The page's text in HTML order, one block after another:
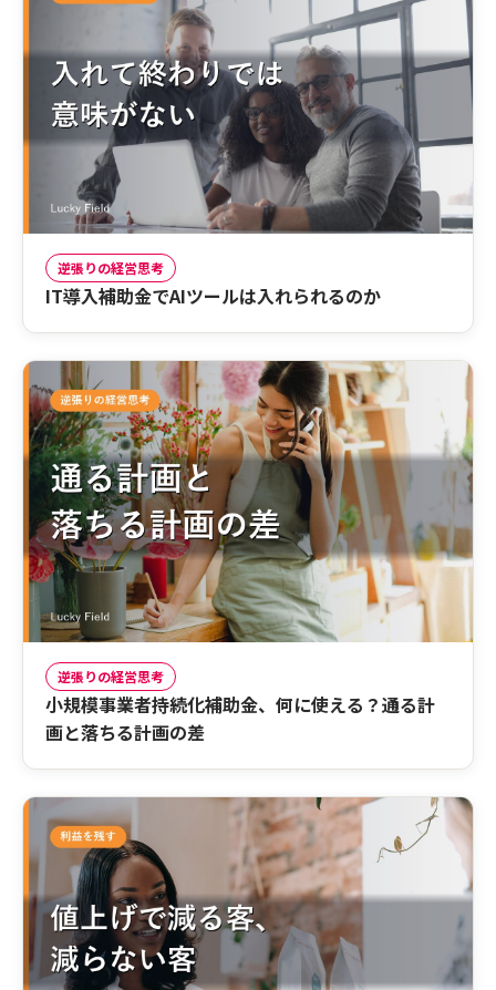
逆張りの経営思考
IT導入補助金でAIツールは入れられるのか
逆張りの経営思考
小規模事業者持続化補助金、何に使える？通る計
画と落ちる計画の差